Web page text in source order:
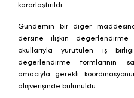
kararlaştırıldı.
Gündemin bir diğer
dersine ilişkin değerlendirme
okullarıyla yürütülen iş
değerlendirme formlarının
amacıyla gerekli
alışverişinde bulunuldu.